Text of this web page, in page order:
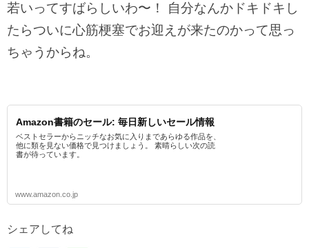
若いってすばらしいわ〜！ 自分なんかドキドキし
たらついに心筋梗塞でお迎えが来たのかって思っ
ちゃうからね。
Amazon書籍のセール: 毎日新しいセール情報
ベストセラーからニッチなお気に入りまであらゆる作品を、
他に類を見ない価格で見つけましょう。 素晴らしい次の読
書が待っています。
www.amazon.co.jp
シェアしてね